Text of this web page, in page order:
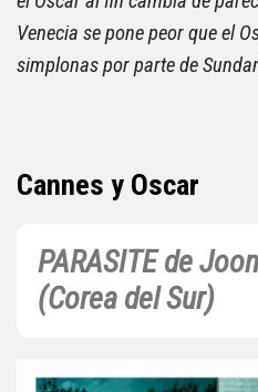
Venecia se pone peor que el
simplonas por parte de
Cannes y Oscar
PARASITE de
(Corea del Sur)